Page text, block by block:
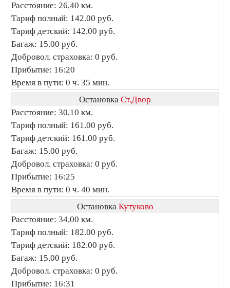
Расстояние: 26,40 км.
Тариф полный: 142.00 руб.
Тариф детский: 142.00 руб.
Багаж: 15.00 руб.
Добровол. страховка: 0 руб.
Прибытие: 16:20
Время в пути: 0 ч. 35 мин.
Остановка Ст.Двор
Расстояние: 30,10 км.
Тариф полный: 161.00 руб.
Тариф детский: 161.00 руб.
Багаж: 15.00 руб.
Добровол. страховка: 0 руб.
Прибытие: 16:25
Время в пути: 0 ч. 40 мин.
Остановка Кутуково
Расстояние: 34,00 км.
Тариф полный: 182.00 руб.
Тариф детский: 182.00 руб.
Багаж: 15.00 руб.
Добровол. страховка: 0 руб.
Прибытие: 16:31